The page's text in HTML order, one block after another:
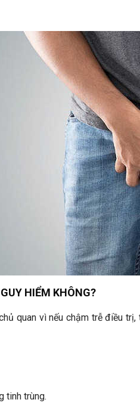
HIỂM KHÔNG?
quan vì nếu chậm trễ điều
tinh trùng.